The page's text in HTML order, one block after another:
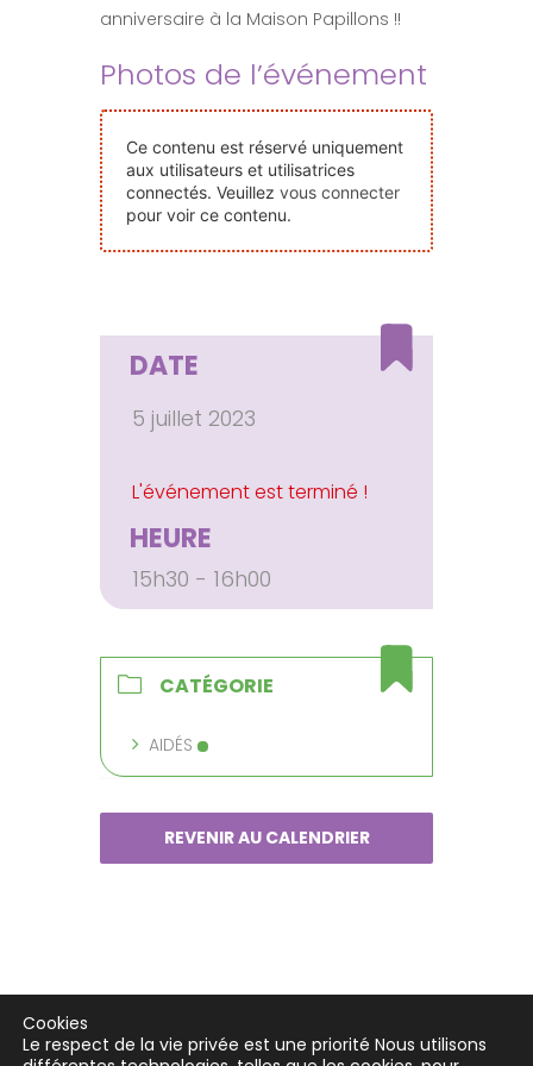
Nos Événements
Devenir Bénévole
Faire Un Don
Connexion-membre
anniversaire à la Maison Papillons !!
Photos de l’événement
Ce contenu est réservé uniquement
aux utilisateurs et utilisatrices
connectés. Veuillez vous connecter
pour voir ce contenu.
DATE
5 juillet 2023
HEURE
15h30 - 16h00
CATÉGORIE
AIDÉS
REVENIR AU CALENDRIER
Cookies
Le respect de la vie privée est une priorité Nous utilisons